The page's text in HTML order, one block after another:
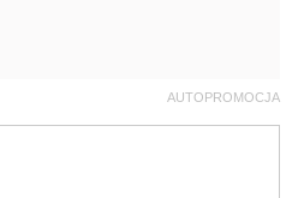
AUTOPROMOCJA